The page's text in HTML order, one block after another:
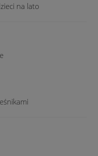
na lato